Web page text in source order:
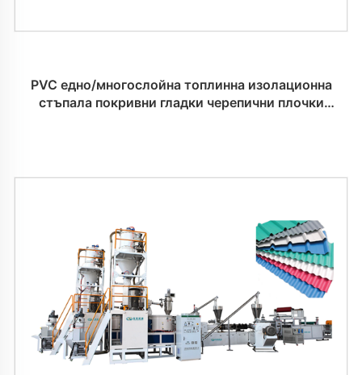
PVC едно/многослойна топлинна изолационна
стъпала покривни гладки черепични плочки